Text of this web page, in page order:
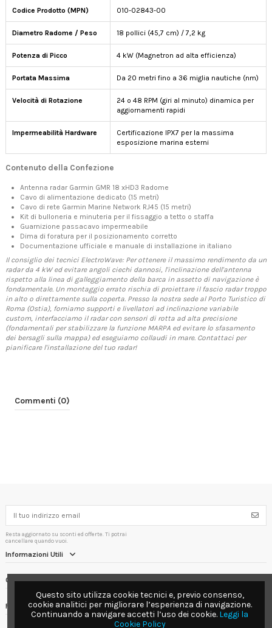
Codice Prodotto (MPN) 010-02843-00
Diametro Radome / Peso 18 pollici (45,7 cm) / 7,2 kg
Potenza di Picco 4 kW (Magnetron ad alta efficienza)
Portata Massima Da 20 metri fino a 36 miglia nautiche (nm)
Velocità di Rotazione
24 o 48 RPM (giri al minuto) dinamica per
aggiornamenti rapidi
Impermeabilità Hardware
Certificazione IPX7 per la massima
esposizione marina esterni
Contenuto della Confezione
Antenna radar Garmin GMR 18 xHD3 Radome
Cavo di alimentazione dedicato (15 metri)
Cavo di rete Garmin Marine Network RJ45 (15 metri)
Kit di bulloneria e minuteria per il fissaggio a tetto o staffa
Guarnizione passacavo impermeabile
Dima di foratura per il posizionamento corretto
Documentazione ufficiale e manuale di installazione in italiano
Il consiglio dei tecnici ElectroWave: Per ottenere il massimo rendimento da un
radar da 4 kW ed evitare angoli ciechi dannosi, l'inclinazione dell'antenna
rispetto alla linea di galleggiamento della barca in assetto di navigazione è
fondamentale. Un montaggio errato rischia di proiettare il fascio radar troppo
in alto o direttamente sulla coperta. Presso la nostra sede al Porto Turistico di
Roma (Ostia), forniamo supporti e livellatori ad inclinazione variabile
custom, interfacciamo il radar con sensori di rotta ad alta precisione
(fondamentali per stabilizzare la funzione MARPA ed evitare lo sfasamento
dei bersagli sulla mappa) ed eseguiamo collaudi in mare. Contattaci per
pianificare l'installazione del tuo radar!
Commenti (0)
Resta aggiornato su sconti ed offerte. Ti potrai
cancellare quando vuoi.
Informazioni Utili
Contact us
Follow us
Questo sito utilizza cookie tecnici e, previo consenso,
cookie analitici per migliorare l’esperienza di navigazione.
Continuando a navigare accetti l’uso dei cookie. Leggi la
Cookie Policy